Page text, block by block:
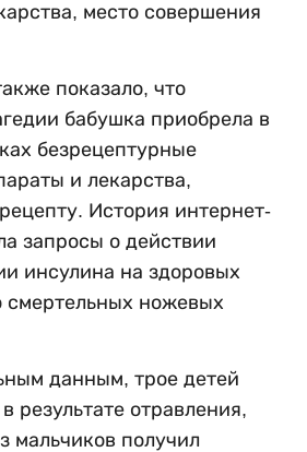
место совершения
показало, что
бабушка приобрела в
безрецептурные
и лекарства,
История интернет-
запросы о действии
инсулина на здоровых
смертельных ножевых
данным, трое детей
результате отравления,
мальчиков получил